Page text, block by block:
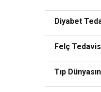
Diyabet
Felç
Tıp